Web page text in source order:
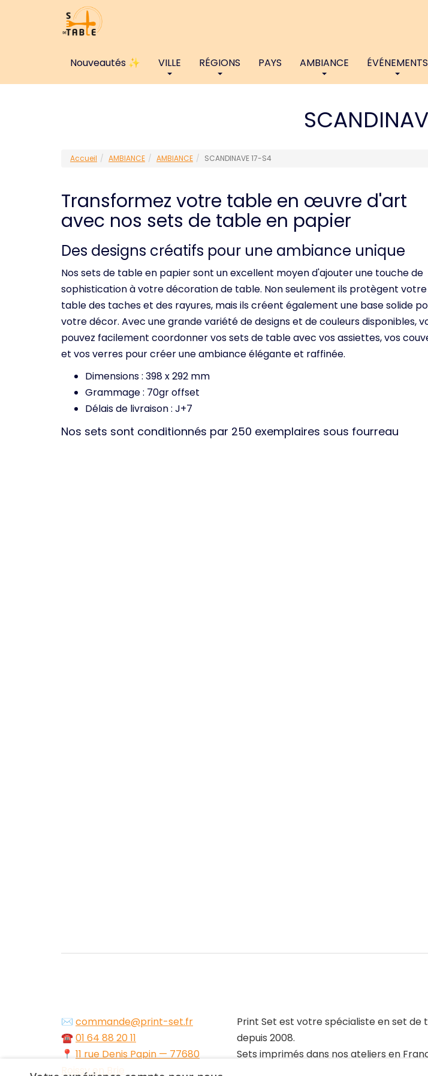
Nouveautés ✨ VILLE RÉGIONS PAYS AMBIANCE ÉVÉNEMENTS
Accueil AMBIANCE AMBIANCE SCANDINAVE 17-S4
Transformez votre table en œuvre d'art
avec nos sets de table en papier
Des designs créatifs pour une ambiance unique
Nos sets de table en papier sont un excellent moyen d'ajouter une touche de
sophistication à votre décoration de table. Non seulement ils protègent votre
table des taches et des rayures, mais ils créent également une base solide
votre décor. Avec une grande variété de designs et de couleurs disponibles,
pouvez facilement coordonner vos sets de table avec vos assiettes, vos
et vos verres pour créer une ambiance élégante et raffinée.
Dimensions : 398 x 292 mm
Grammage : 70gr offset
Délais de livraison : J+7
Nos sets sont conditionnés par 250 exemplaires sous fourreau
✉️ commande@print-set.fr
☎️01 64 88 20 11
📍 11 rue Denis Papin — 77680
Roissy en Brie
Print Set est votre spécialiste en set de
depuis 2008.
Sets imprimés dans nos ateliers en